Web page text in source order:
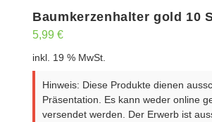
Baumkerzenhalter gold 10
5,99 €
inkl. 19 % MwSt.
Hinweis: Diese Produkte dienen
Präsentation. Es kann weder online
versendet werden. Der Erwerb ist